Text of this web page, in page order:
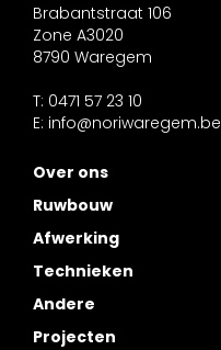
Brabantstraat 106
Zone A3020
8790 Waregem
T: 0471 57 23 10
E: info@noriwaregem.be
Over ons
Ruwbouw
Afwerking
Technieken
Andere
Projecten